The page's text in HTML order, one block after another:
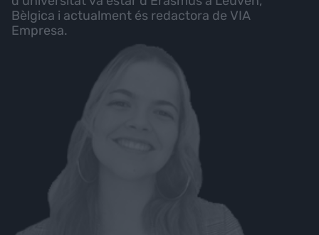
Bèlgica i actualment és redactora de VIA
Empresa.